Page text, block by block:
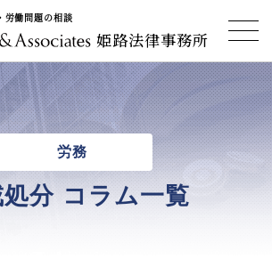
労働問題の相談
姫路法律事務所
労務
分 コラム一覧